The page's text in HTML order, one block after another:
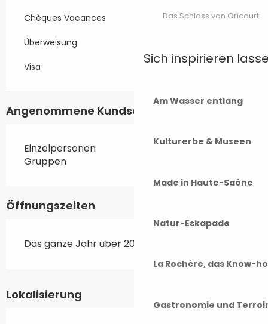
Das Schloss von Oricourt
Sich inspirieren
Am Wasser entlang
Kulturerbe & Museen
Made in Haute-Saône
Natur-Eskapade
La Rochère, das Know-
Gastronomie und
Chèques Vacances
Überweisung
Visa
Angenommene Kundschaften
Einzelpersonen
Gruppen
Öffnungszeiten
Das ganze Jahr über 2026
Lokalisierung